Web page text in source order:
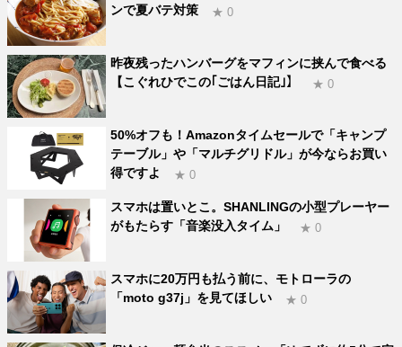
ンで夏バテ対策
★ 0
昨夜残ったハンバーグをマフィンに挟んで食べる
【こぐれひでこの｢ごはん日記｣】
★ 0
50%オフも！Amazonタイムセールで「キャンプ
テーブル」や「マルチグリドル」が今ならお買い
得ですよ
★ 0
スマホは置いとこ。SHANLINGの小型プレーヤー
がもたらす「音楽没入タイム」
★ 0
スマホに20万円も払う前に、モトローラの
「moto g37j」を見てほしい
★ 0